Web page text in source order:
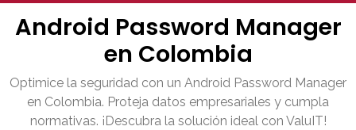
Android Password Manager
en Colombia
Optimice la seguridad con un Android Password Manager
en Colombia. Proteja datos empresariales y cumpla
normativas. ¡Descubra la solución ideal con ValuIT!